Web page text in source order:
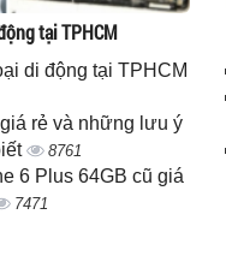
tại TPHCM
di động tại TPHCM
rẻ và những lưu ý
8761
6 Plus 64GB cũ giá
7471